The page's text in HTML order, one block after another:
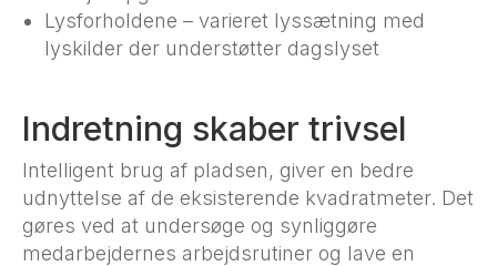
Lysforholdene – varieret lyssætning med
lyskilder der understøtter dagslyset
Indretning skaber trivsel
Intelligent brug af pladsen, giver en bedre
udnyttelse af de eksisterende kvadratmeter. Det
gøres ved at undersøge og synliggøre
medarbejdernes arbejdsrutiner og lave en